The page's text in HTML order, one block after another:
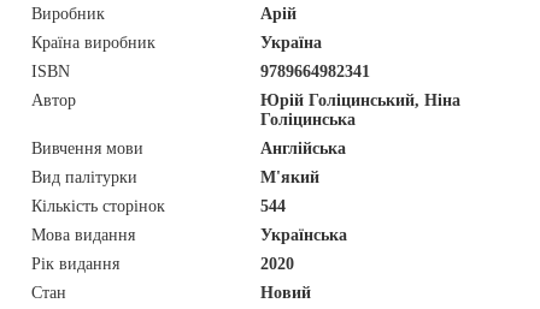
Виробник
Арій
Країна виробник
Україна
ISBN
9789664982341
Автор
Юрій Голіцинський, Ніна
Голіцинська
Вивчення мови
Англійська
Вид палітурки
М'який
Кількість сторінок
544
Мова видання
Українська
Рік видання
2020
Стан
Новий